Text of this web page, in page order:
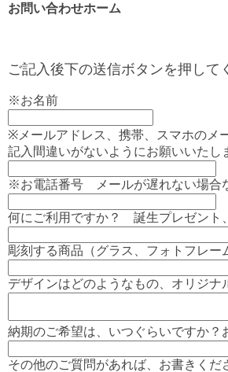
お問い合わせホーム
ご記入後下の送信ボタンを押して
※お名前
※メールアドレス、携帯、スマホのメ
記入間違いがないようにお願いいたし
※お電話番号 メールが遅れない場合
何にご利用ですか？ 誕生プレゼント
彫刻する商品（グラス、フォトフレ
デザインはどのようなもの、オリジ
納期のご希望は、いつぐらいですか？
その他のご質問があれば、お書きくだ